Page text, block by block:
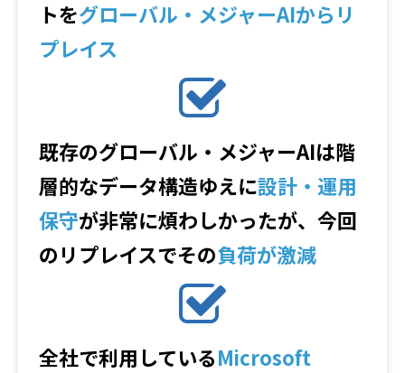
トをグローバル・メジャーAIからリ
プレイス
既存のグローバル・メジャーAIは階
層的なデータ構造ゆえに設計・運用
保守が非常に煩わしかったが、今回
のリプレイスでその負荷が激減
全社で利用しているMicrosoft